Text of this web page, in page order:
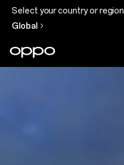
Select your country or region
Global